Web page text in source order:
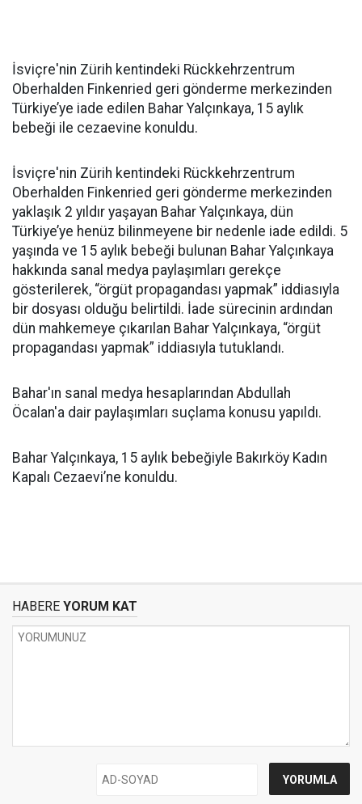
İsviçre'nin Zürih kentindeki Rückkehrzentrum
Oberhalden Finkenried geri gönderme merkezinden
Türkiye’ye iade edilen Bahar Yalçınkaya, 15 aylık
bebeği ile cezaevine konuldu.
İsviçre'nin Zürih kentindeki Rückkehrzentrum
Oberhalden Finkenried geri gönderme merkezinden
yaklaşık 2 yıldır yaşayan Bahar Yalçınkaya, dün
Türkiye’ye henüz bilinmeyene bir nedenle iade edildi. 5
yaşında ve 15 aylık bebeği bulunan Bahar Yalçınkaya
hakkında sanal medya paylaşımları gerekçe
gösterilerek, “örgüt propagandası yapmak” iddiasıyla
bir dosyası olduğu belirtildi. İade sürecinin ardından
dün mahkemeye çıkarılan Bahar Yalçınkaya, “örgüt
propagandası yapmak” iddiasıyla tutuklandı.
Bahar'ın sanal medya hesaplarından Abdullah
Öcalan'a dair paylaşımları suçlama konusu yapıldı.
Bahar Yalçınkaya, 15 aylık bebeğiyle Bakırköy Kadın
Kapalı Cezaevi’ne konuldu.
HABERE YORUM KAT